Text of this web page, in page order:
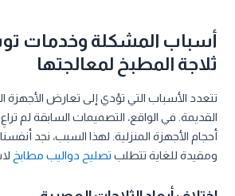
أسباب المشكلة وخدمات
ثلاجة المطبخ لمعالجتها
تتعدد الأسباب التي تؤدي إلى تعارض الأجهزة
القديمة. في الواقع، التصميمات السابقة لم
أحجام الأجهزة المنزلية. لهذا السبب، نجد
ومقيدة للغاية تتطلب تصليح دواليب مطابخ